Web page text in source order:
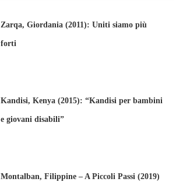
Zarqa, Giordania (2011): Uniti siamo più
forti
Kandisi, Kenya (2015): “Kandisi per bambini
e giovani disabili”
Montalban, Filippine – A Piccoli Passi (2019)